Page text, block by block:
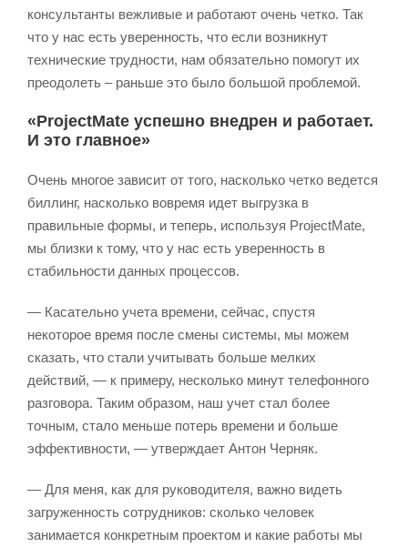
консультанты вежливые и работают очень четко. Так
что у нас есть уверенность, что если возникнут
технические трудности, нам обязательно помогут их
преодолеть – раньше это было большой проблемой.
«ProjectMate успешно внедрен и работает.
И это главное»
Очень многое зависит от того, насколько четко ведется
биллинг, насколько вовремя идет выгрузка в
правильные формы, и теперь, используя ProjectMate,
мы близки к тому, что у нас есть уверенность в
стабильности данных процессов.
— Касательно учета времени, сейчас, спустя
некоторое время после смены системы, мы можем
сказать, что стали учитывать больше мелких
действий, — к примеру, несколько минут телефонного
разговора. Таким образом, наш учет стал более
точным, стало меньше потерь времени и больше
эффективности, — утверждает Антон Черняк.
— Для меня, как для руководителя, важно видеть
загруженность сотрудников: сколько человек
занимается конкретным проектом и какие работы мы